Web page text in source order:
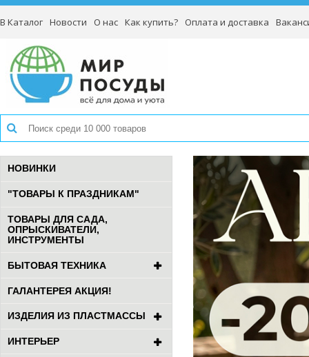
В Каталог Новости О нас Как купить? Оплата и доставка
НОВИНКИ
"ТОВАРЫ К ПРАЗДНИКАМ"
ТОВАРЫ ДЛЯ САДА,
ОПРЫСКИВАТЕЛИ,
ИНСТРУМЕНТЫ
БЫТОВАЯ ТЕХНИКА
ГАЛАНТЕРЕЯ АКЦИЯ!
ИЗДЕЛИЯ ИЗ ПЛАСТМАССЫ
ИНТЕРЬЕР